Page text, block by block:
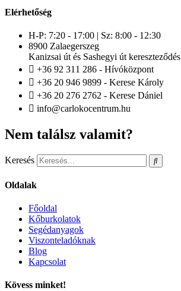
Elérhetőség
H-P: 7:20 - 17:00 | Sz: 8:00 - 12:30
8900 Zalaegerszeg
Kanizsai út és Sashegyi út kereszteződés
+36 92 311 286 - Hívóközpont
+36 20 946 9899 - Kerese Károly
+36 20 276 2762 - Kerese Dániel
info@carlokocentrum.hu
Nem találsz valamit?
Keresés
Oldalak
Főoldal
Kőburkolatok
Segédanyagok
Viszonteladóknak
Blog
Kapcsolat
Kövess minket!